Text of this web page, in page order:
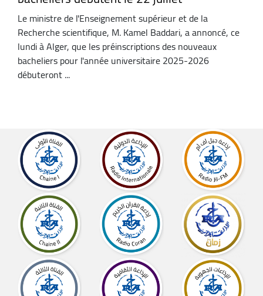
Le ministre de l'Enseignement supérieur et de la
Recherche scientifique, M. Kamel Baddari, a annoncé, ce
lundi à Alger, que les préinscriptions des nouveaux
bacheliers pour l'année universitaire 2025-2026
débuteront ...